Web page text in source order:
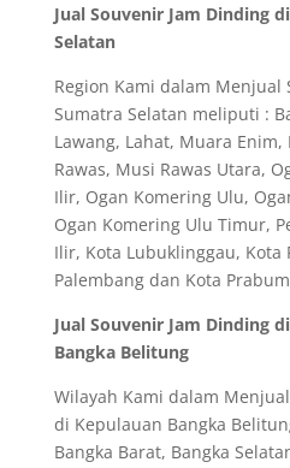
Jual Souvenir Jam Dinding
Selatan
Region Kami dalam Menjual
Sumatra Selatan meliputi :
Lawang, Lahat, Muara
Rawas, Musi Rawas Utara,
Ilir, Ogan Komering Ulu,
Ogan Komering Ulu Timur,
Ilir, Kota Lubuklinggau, Kota
Palembang dan Kota
Jual Souvenir Jam Dinding
Bangka Belitung
Wilayah Kami dalam
di Kepulauan Bangka
Bangka Barat, Bangka